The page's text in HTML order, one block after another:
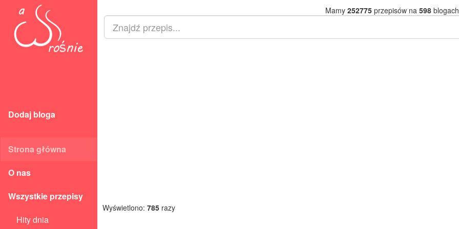
Dodaj bloga
Strona główna
O nas
Wszystkie przepisy
Hity dnia
Mamy 252775przepisów na 598
Wyświetlono: 785 razy